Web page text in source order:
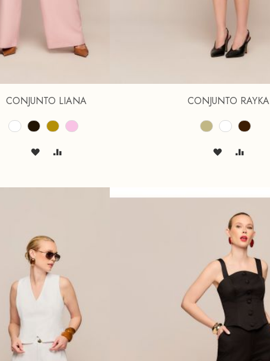
CONJUNTO LIANA CONJUNTO RAYKA